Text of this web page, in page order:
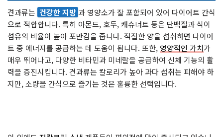
견과류는 건강한 지방 과 영양소가 잘 포함되어 있어 다이어트 간식
으로 적합합니다. 특히 아몬드, 호두, 캐슈너트 등은 단백질과 식이
섬유의 비율이 높아 포만감을 줍니다. 적절한 양을 섭취하면 다이어
트 중 에너지를 공급하는 데 도움이 됩니다. 또한, 영양적인 가치가
매우 뛰어나고, 다양한 비타민과 미네랄을 공급하여 신체 기능의 활
력을 증진시킵니다. 견과류는 칼로리가 높아 과다 섭취는 피해야 하
지만, 소량을 간식으로 즐기는 것은 훌륭한 선택입니다.